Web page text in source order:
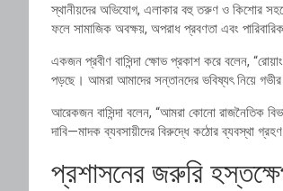
স্থানীয়দের অভিযোগ, এলাকার বহু তরুণ ও কিশোর
ফলে সামাজিক অবক্ষয়, অপরাধ প্রবণতা এবং
একজন প্রবীণ বাসিন্দা ক্ষোভ প্রকাশ করে বলেন,
পড়ছে। আমরা আমাদের সন্তানদের ভবিষ্যৎ নিয়ে
আরেকজন বাসিন্দা বলেন, “আমরা কোনো রাজনৈতিক
দাবি—মাদক ব্যবসায়ীদের বিরুদ্ধে কঠোর ব্যবস্থা
প্রশাসনের জরুরি